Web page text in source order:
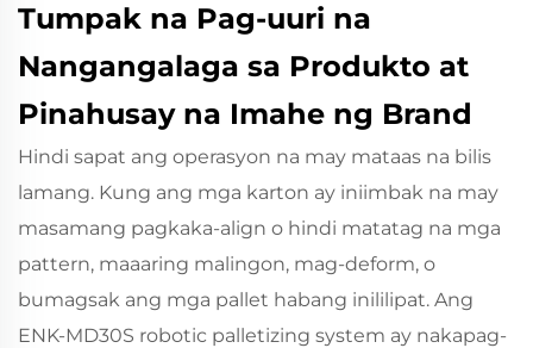
Tumpak na Pag-uuri na
Nangangalaga sa Produkto at
Pinahusay na Imahe ng Brand
Hindi sapat ang operasyon na may mataas na bilis
lamang. Kung ang mga karton ay iniimbak na may
masamang pagkaka-align o hindi matatag na mga
pattern, maaaring malingon, mag-deform, o
bumagsak ang mga pallet habang inililipat. Ang
ENK‑MD30S robotic palletizing system ay nakapag-